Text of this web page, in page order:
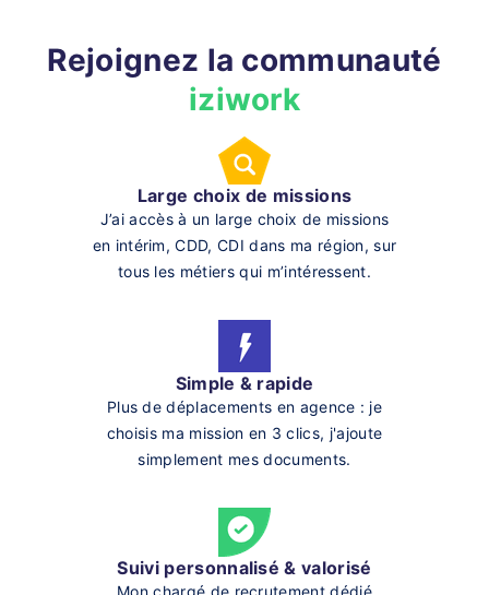
Rejoignez la communauté
iziwork
Large choix de missions
J’ai accès à un large choix de missions
en intérim, CDD, CDI dans ma région, sur
tous les métiers qui m’intéressent.
Simple & rapide
Plus de déplacements en agence : je
choisis ma mission en 3 clics, j'ajoute
simplement mes documents.
Suivi personnalisé & valorisé
Mon chargé de recrutement dédié